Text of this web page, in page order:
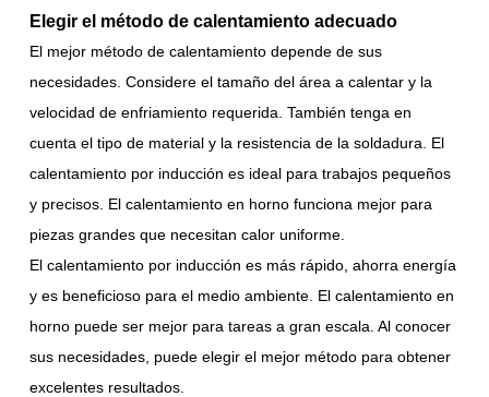
Elegir el método de calentamiento adecuado
El mejor método de calentamiento depende de sus
necesidades. Considere el tamaño del área a calentar y la
velocidad de enfriamiento requerida. También tenga en
cuenta el tipo de material y la resistencia de la soldadura. El
calentamiento por inducción es ideal para trabajos pequeños
y precisos. El calentamiento en horno funciona mejor para
piezas grandes que necesitan calor uniforme.
El calentamiento por inducción es más rápido, ahorra energía
y es beneficioso para el medio ambiente. El calentamiento en
horno puede ser mejor para tareas a gran escala. Al conocer
sus necesidades, puede elegir el mejor método para obtener
excelentes resultados.